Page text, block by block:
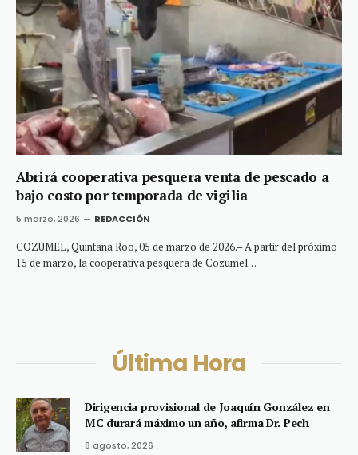
Abrirá cooperativa pesquera venta de pescado a
bajo costo por temporada de vigilia
5 marzo, 2026 REDACCIÓN
COZUMEL, Quintana Roo, 05 de marzo de 2026.– A partir del próximo
15 de marzo, la cooperativa pesquera de Cozumel…
Última Hora
Dirigencia provisional de Joaquín González en
MC durará máximo un año, afirma Dr. Pech
8 agosto, 2026